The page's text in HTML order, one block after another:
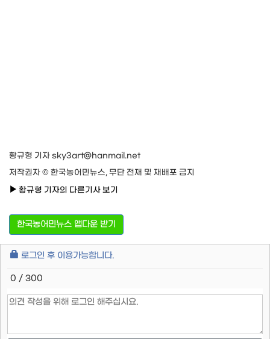
황규형 기자 sky3art@hanmail.net
저작권자 © 한국농어민뉴스, 무단 전재 및 재배포 금지
황규형 기자의 다른기사 보기
한국농어민뉴스 앱다운 받기
로그인 후 이용가능합니다.
0 / 300